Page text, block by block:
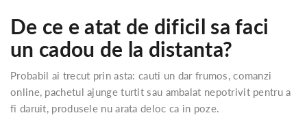
De ce e atat de dificil sa faci
un cadou de la distanta?
Probabil ai trecut prin asta: cauti un dar frumos, comanzi
online, pachetul ajunge turtit sau ambalat nepotrivit pentru a
fi daruit, produsele nu arata deloc ca in poze.